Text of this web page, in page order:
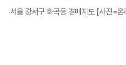
서울 강서구 화곡동 경매지도 [사진=